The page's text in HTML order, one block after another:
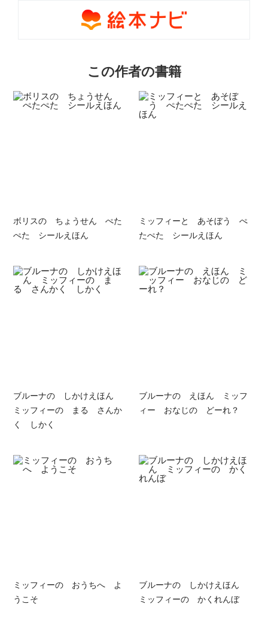
この作者の書籍
ボリスの ちょうせん ぺた
ぺた シールえほん
ミッフィーと あそぼう ぺ
たぺた シールえほん
ブルーナの しかけえほん
ミッフィーの まる さんか
く しかく
ブルーナの えほん ミッフ
ィー おなじの どーれ？
ミッフィーの おうちへ よ
うこそ
ブルーナの しかけえほん
ミッフィーの かくれんぼ